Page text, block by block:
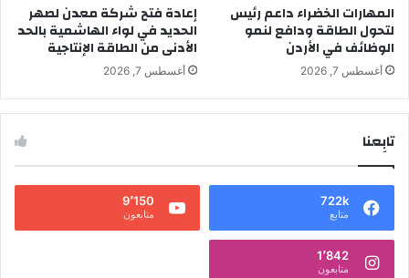
المهارات الخضراء داعم رئيس
لتحول الطاقة ودافع لنمو
الوظائف في الأردن
أغسطس 7, 2026
إعادة فتح شركة معدن لصهر
الحديد في لواء الهاشمية بالحد
الأدنى من الطاقة الإنتاجية
أغسطس 7, 2026
تابِعنا
722k
متابع
9٬150
متابعون
1٬842
متابعون